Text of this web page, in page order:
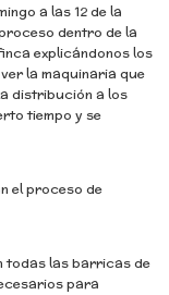
a las 12 de la
dentro de la
explicándonos los
la maquinaria que
distribución a los
tiempo y se
el proceso de
todas las barricas de
para